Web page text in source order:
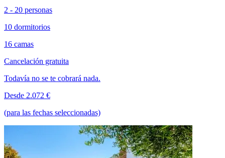
2 - 20 personas
10 dormitorios
16 camas
Cancelación gratuita
Todavía no se te cobrará nada.
Desde 2.072 €
(para las fechas seleccionadas)